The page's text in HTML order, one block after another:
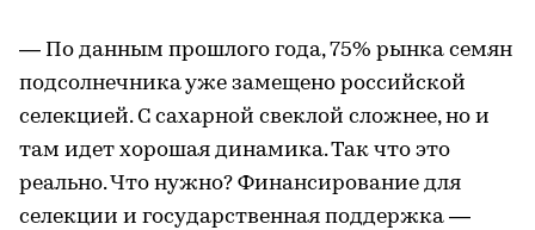
— По данным прошлого года, 75% рынка семян
подсолнечника уже замещено российской
селекцией. С сахарной свеклой сложнее, но и
там идет хорошая динамика. Так что это
реально. Что нужно? Финансирование для
селекции и государственная поддержка —